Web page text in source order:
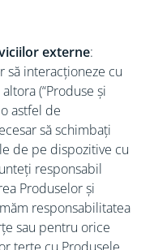
externe:
să interacționeze cu
(“Produse și
astfel de
să schimbați
de pe dispozitive cu
responsabil
Produselor și
responsabilitatea
sau pentru orice